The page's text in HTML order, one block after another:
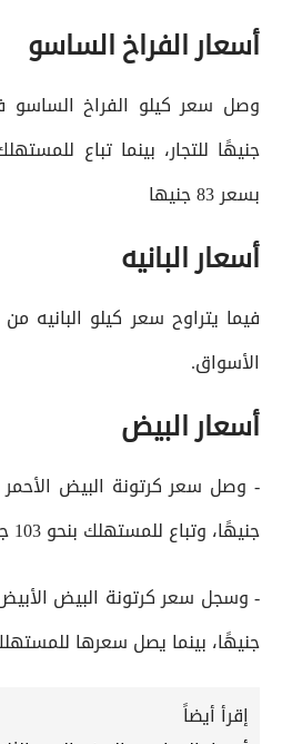
أسعار الفراخ الساسو
جنيهًا للتجار، بينما تباع
بسعر 83 جنيها
أسعار البانيه
الأسواق.
أسعار البيض
جنيهًا، وتباع للمستهلك بنحو 103 جنيهات.
جنيهًا، بينما يصل سعرها للمستهلك إلى
إقرأ أيضاً